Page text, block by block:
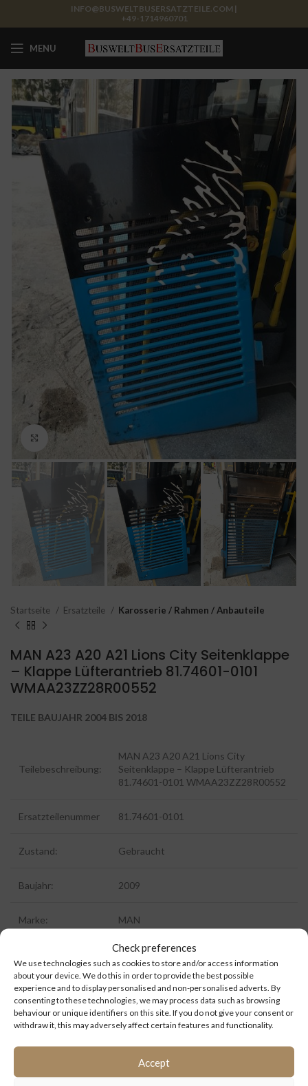
Check preferences
We use technologies such as cookies to store and/or access information
about your device. We do this in order to provide the best possible
experience and to display personalised and non-personalised adverts. By
consenting to these technologies, we may process data such as browsing
behaviour or unique identifiers on this site. If you do not give your consent or
withdraw it, this may adversely affect certain features and functionality.
Accept
INFO@BUSWELTBUSERSATZTEILE.COM |
+49-1714960701
MENU
Click to enlarge
Startseite Ersatzteile Karosserie / Rahmen / Anbauteile
MAN A23 A20 A21 Lions City Seitenklappe
– Klappe Lüfterantrieb 81.74601-0101
WMAA23ZZ28R00552
TEILE BAUJAHR 2004 BIS 2018
Teilebeschreibung:
MAN A23 A20 A21 Lions City
Seitenklappe – Klappe Lüfterantrieb
81.74601-0101 WMAA23ZZ28R00552
Ersatzteilenummer 81.74601-0101
Zustand: Gebraucht
Baujahr: 2009
Marke: MAN
A20, A21, A23 und Lions City
Kilometerstand
(km):